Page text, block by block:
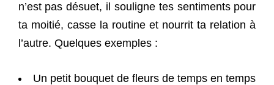
n’est pas désuet, il souligne tes sentiments pour
ta moitié, casse la routine et nourrit ta relation à
l’autre. Quelques exemples :
Un petit bouquet de fleurs de temps en temps